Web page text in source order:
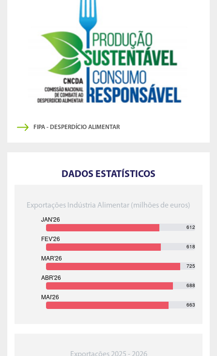
FIPA - DESPERDÍCIO ALIMENTAR
DADOS ESTATÍSTICOS
Exportações Indústria Alimentar (milhões de euros)
612
618
725
688
663
Exportações 2025 - 2026